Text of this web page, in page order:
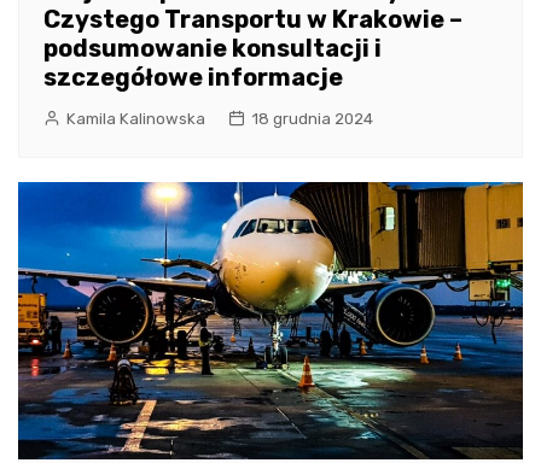
Czystego Transportu w Krakowie –
podsumowanie konsultacji i
szczegółowe informacje
Kamila Kalinowska 18 grudnia 2024